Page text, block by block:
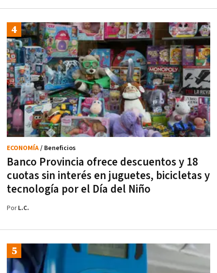
Banco Provincia ofrece descuentos y 18
cuotas sin interés en juguetes, bicicletas y
tecnología por el Día del Niño
ECONOMÍA/ Beneficios
PorL.C.